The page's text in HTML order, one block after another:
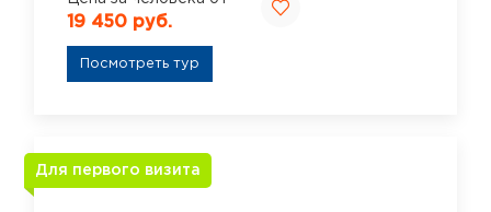
19 450 руб.
Посмотреть тур
Для первого визита